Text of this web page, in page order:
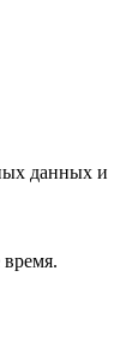
данных и